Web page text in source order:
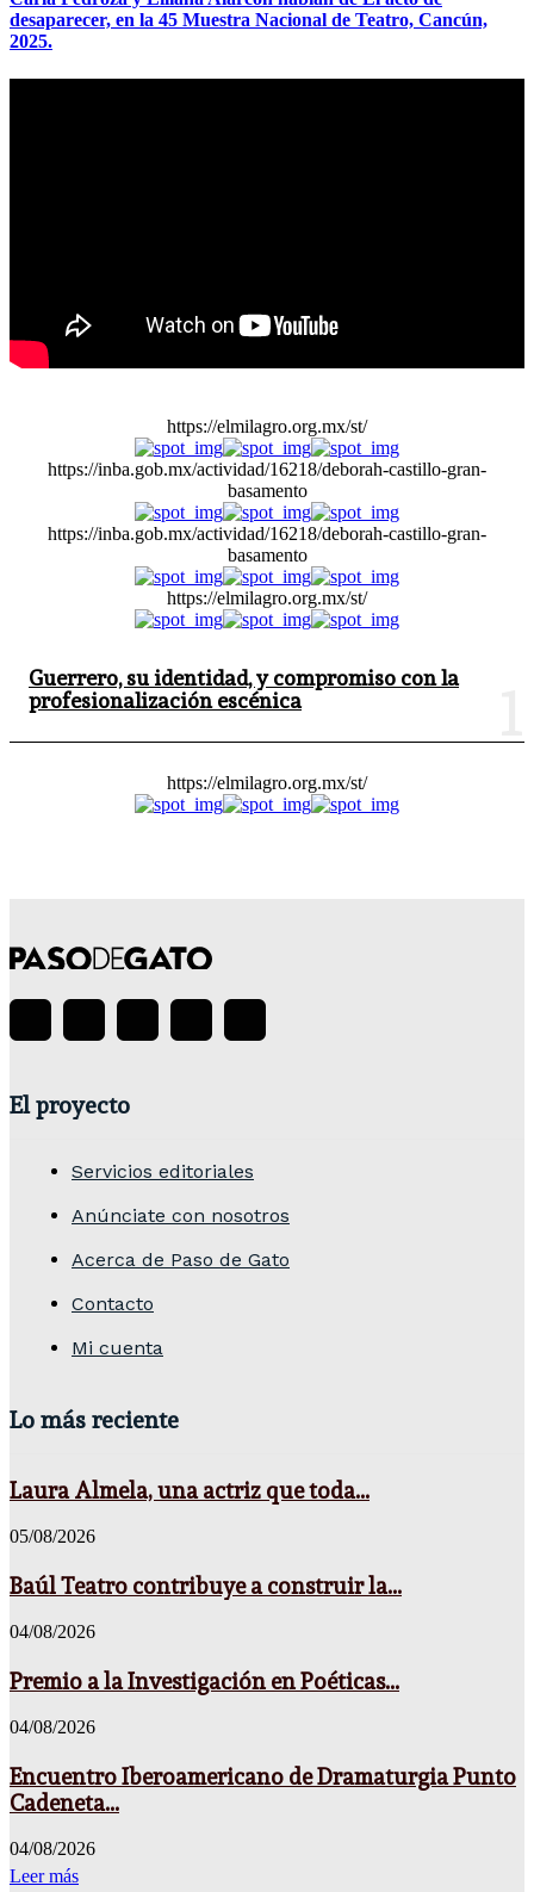
desaparecer, en la 45 Muestra Nacional de Teatro, Cancún,
2025.
https://elmilagro.org.mx/st/
https://inba.gob.mx/actividad/16218/deborah-castillo-gran-
basamento
https://inba.gob.mx/actividad/16218/deborah-castillo-gran-
basamento
https://elmilagro.org.mx/st/
Guerrero, su identidad, y compromiso con la
profesionalización escénica
https://elmilagro.org.mx/st/
El proyecto
Servicios editoriales
Anúnciate con nosotros
Acerca de Paso de Gato
Contacto
Mi cuenta
Lo más reciente
Laura Almela, una actriz que toda...
05/08/2026
Baúl Teatro contribuye a construir la...
04/08/2026
Premio a la Investigación en Poéticas...
04/08/2026
Encuentro Iberoamericano de Dramaturgia Punto
Cadeneta...
04/08/2026
Leer más